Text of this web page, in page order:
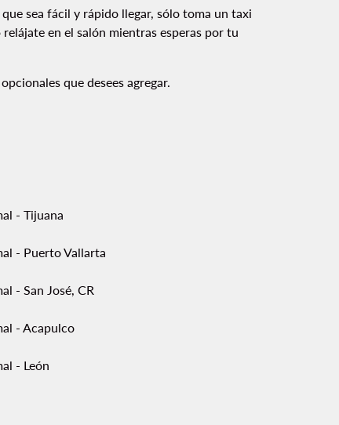
sea fácil y rápido llegar, sólo toma un taxi
en el salón mientras esperas por tu
que desees agregar.
- Tijuana
- Puerto Vallarta
- San José, CR
- Acapulco
- León